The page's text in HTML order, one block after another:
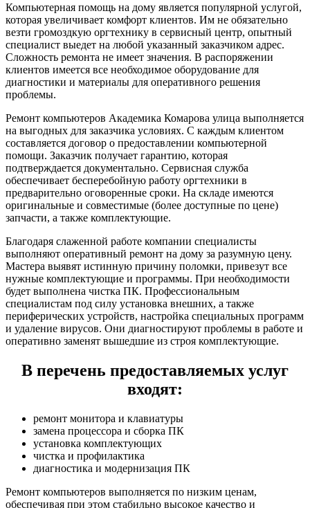
Компьютерная помощь на дому является популярной услугой,
которая увеличивает комфорт клиентов. Им не обязательно
везти громоздкую оргтехнику в сервисный центр, опытный
специалист выедет на любой указанный заказчиком адрес.
Сложность ремонта не имеет значения. В распоряжении
клиентов имеется все необходимое оборудование для
диагностики и материалы для оперативного решения
проблемы.
Ремонт компьютеров Академика Комарова улица выполняется
на выгодных для заказчика условиях. С каждым клиентом
составляется договор о предоставлении компьютерной
помощи. Заказчик получает гарантию, которая
подтверждается документально. Сервисная служба
обеспечивает бесперебойную работу оргтехники в
предварительно оговоренные сроки. На складе имеются
оригинальные и совместимые (более доступные по цене)
запчасти, а также комплектующие.
Благодаря слаженной работе компании специалисты
выполняют оперативный ремонт на дому за разумную цену.
Мастера выявят истинную причину поломки, привезут все
нужные комплектующие и программы. При необходимости
будет выполнена чистка ПК. Профессиональным
специалистам под силу установка внешних, а также
периферических устройств, настройка специальных программ
и удаление вирусов. Они диагностируют проблемы в работе и
оперативно заменят вышедшие из строя комплектующие.
В перечень предоставляемых услуг
входят:
ремонт монитора и клавиатуры
замена процессора и сборка ПК
установка комплектующих
чистка и профилактика
диагностика и модернизация ПК
Ремонт компьютеров выполняется по низким ценам,
обеспечивая при этом стабильно высокое качество и